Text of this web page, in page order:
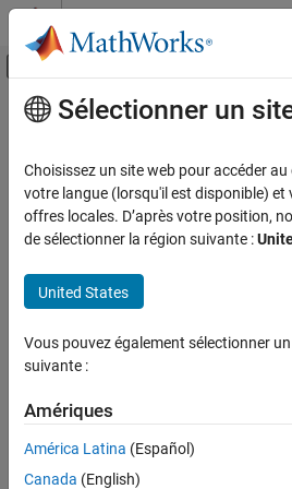
Passer au contenu
Activer/désactiver
Accueil de la documentation
Block and Blockset Authoring
Author Block Algorithms
Author Blocks Using C/C++
Configure C/C++ S-Function Features
ssSetExplicitFCSSCtrl
ON THIS PAGE
Arguments
Description
Languages
Contenu principal
ssSetExplicitFCSSCtrl
Specify whether this S-function
function-call subsystem that it calls
void
Arguments
S
explicit
Sélectionner un
Choisissez un site web pour accéder
votre langue (lorsqu'il est disponible) et
offres locales. D’après votre position,
de sélectionner la région suivante :
United States
Vous pouvez également sélectionner
suivante :
Amériques
América Latina (Español)
Canada (English)